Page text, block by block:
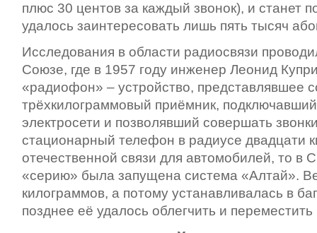
плюс 30 центов за каждый звонок), и станет
удалось заинтересовать лишь пять тысяч
Исследования в области радиосвязи
Союзе, где в 1957 году инженер Леонид
«радиофон» – устройство, представлявшее
трёхкилограммовый приёмник,
электросети и позволявший совершать
стационарный телефон в радиусе двадцати
отечественной связи для автомобилей, то в
«серию» была запущена система «Алтай».
килограммов, а потому устанавливалась в
позднее её удалось облегчить и